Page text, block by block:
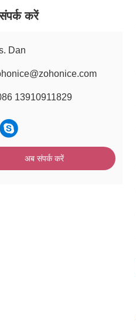
डायोड लेजर
करें
Dan
13910911829
अब संपर्क करें